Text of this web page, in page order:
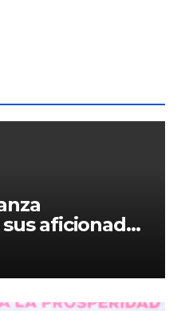
aficionados
vs
Mundial 2026